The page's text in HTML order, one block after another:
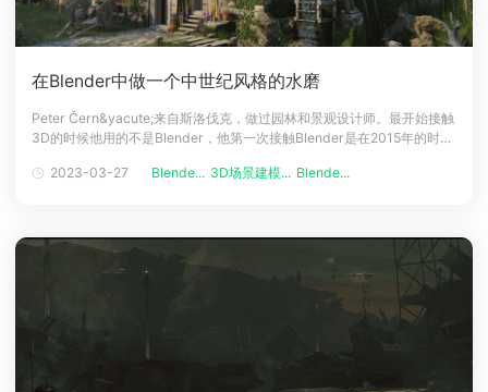
资讯&赛事
渲染百科
渲染大赛
泛CG交流会
渲染百科
渲染大赛
泛CG交流会
渲染百科
渲染大赛
泛CG交流会
渲染百科
渲染大赛
泛CG交流会
渲染百科
渲染大赛
泛CG交流会
渲染百科
渲染大赛
泛CG交流会
特惠专区
教育优惠
教育优惠
教育优惠
教育优惠
教育优惠
教育优惠
关于我们
下载
在Blender中做一个中世纪风格的水磨
Peter Čern&yacute;来自斯洛伐克，做过园林和景观设计师。最开始接触
3D的时候他用的不是Blender，他第一次接触Blender是在2015年的时
和3D自由职业者。下面就跟随云渲染小编一起来看看作者用Blender制作
2023-03-27 Blende... 3D场景建模... Blende...